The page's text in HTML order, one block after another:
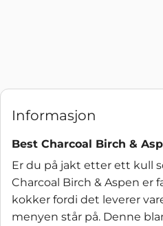
Informasjon
Best Charcoal Birch &
Er du på jakt etter ett kull
Charcoal Birch & Aspen er
kokker fordi det leverer
menyen står på. Denne